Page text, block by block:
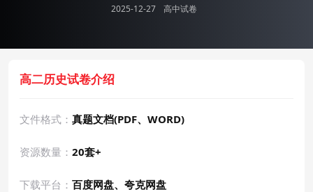
2025-12-27 高中试卷
高二历史试卷介绍
文件格式： 真题文档(PDF、WORD)
资源数量： 20套+
下载平台： 百度网盘、夸克网盘